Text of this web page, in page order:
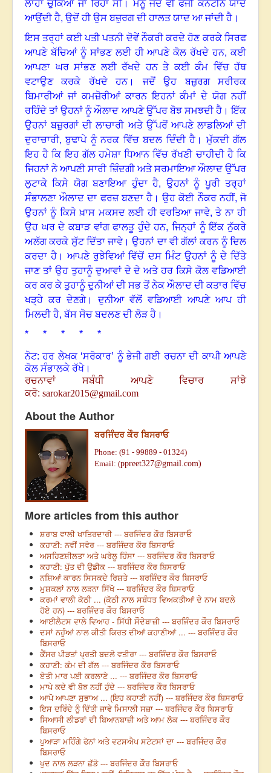
ਲਾਹਾ ਚੁੱਕਿਆ ਜਾ ਰਿਹਾ ਸੀ। ਮੈਨੂੰ ਜਦੋਂ ਵੀ ਫੌਜੀ ਕੰਨਟੀਨ ਯਾਦ
ਆਉਂਦੀ ਹੈ, ਉਦੋਂ ਹੀ ਉਸ ਬਜ਼ੁਰਗ ਦੀ ਹਾਲਤ ਯਾਦ ਆ ਜਾਂਦੀ ਹੈ ।
ਇਸ ਤਰ੍ਹਾਂ ਕਈ ਪਤੀ ਪਤਨੀ ਦੋਵੇਂ ਨੌਕਰੀ ਕਰਦੇ ਹੋਣ ਕਰਕੇ ਸਿਰਫ
ਆਪਣੇ ਬੱਚਿਆਂ ਨੂੰ ਸਾਂਭਣ ਲਈ ਹੀ ਆਪਣੇ ਕੋਲ ਰੱਖਦੇ ਹਨ,ਕਈ
ਆਪਣਾ ਘਰ ਸਾਂਭਣ ਲਈ ਰੱਖਦੇ ਹਨ ਤੇ ਕਈ ਕੰਮ ਵਿੱਚ ਹੱਥ
ਵਟਾਉਣ ਕਰਕੇ ਰੱਖਦੇ ਹਨ। ਜਦੋਂ ਉਹ ਬਜ਼ੁਰਗ ਸਰੀਰਕ
ਬਿਮਾਰੀਆਂ ਜਾਂ ਕਮਜ਼ੋਰੀਆਂ ਕਾਰਨ ਇਹਨਾਂ ਕੰਮਾਂ ਦੇ ਯੋਗ ਨਹੀਂ
ਰਹਿੰਦੇ ਤਾਂ ਉਹਨਾਂ ਨੂੰ ਔਲਾਦ ਆਪਣੇ ਉੱਪਰ ਬੋਝ ਸਮਝਦੀ ਹੈ।ਇੱਕ
ਉਹਨਾਂ ਬਜ਼ੁਰਗਾਂ ਦੀ ਲਾਚਾਰੀ ਅਤੇ ਉੱਪਰੋਂ ਆਪਣੇ ਲਾਡਲਿਆਂ ਦੀ
ਦੁਰਾਚਾਰੀ, ਬੁਢਾਪੇ ਨੂੰ ਨਰਕ ਵਿੱਚ ਬਦਲ ਦਿੰਦੀ ਹੈ ।
ਮੁੱਕਦੀ ਗੱਲ
ਇਹ ਹੈ ਕਿ ਇਹ ਗੱਲ ਹਮੇਸ਼ਾ ਧਿਆਨ ਵਿੱਚ ਰੱਖਣੀ ਚਾਹੀਦੀ ਹੈ ਕਿ
ਜਿਹਨਾਂ ਨੇ ਆਪਣੀ ਸਾਰੀ ਜ਼ਿੰਦਗੀ ਅਤੇ ਸਰਮਾਇਆ ਔਲਾਦ ਉੱਪਰ
ਲੁਟਾਕੇ ਕਿਸੇ ਯੋਗ ਬਣਾਇਆ ਹੁੰਦਾ ਹੈ, ਉਹਨਾਂ ਨੂੰ ਪੂਰੀ ਤਰ੍ਹਾਂ
ਸੰਭਾਲਣਾ ਔਲਾਦ ਦਾ ਫਰਜ਼ ਬਣਦਾ ਹੈ ।ਉਹ ਕੋਈ ਨੌਕਰ ਨਹੀਂ, ਜੋ
ਉਹਨਾਂ ਨੂੰ ਕਿਸੇ ਖ਼ਾਸ ਮਕਸਦ ਲਈ ਹੀ ਵਰਤਿਆ ਜਾਵੇ, ਤੇ ਨਾ ਹੀ
ਉਹ ਘਰ ਦੇ ਕਬਾੜ ਵਾਂਗ ਫਾਲਤੂ ਹੁੰਦੇ ਹਨ, ਜਿਨ੍ਹਾਂ ਨੂੰ ਇੱਕ ਨੁੱਕਰੇ
ਅਲੱਗ ਕਰਕੇ ਸੁੱਟ ਦਿੱਤਾ ਜਾਵੇ।ਉਹਨਾਂ ਦਾ ਵੀ ਗੱਲਾਂ ਕਰਨ ਨੂੰ ਦਿਲ
ਕਰਦਾ ਹੈ। ਆਪਣੇ ਰੁਝੇਵਿਆਂ ਵਿੱਚੋਂ ਦਸ ਮਿੰਟ ਉਹਨਾਂ ਨੂੰ ਦੇ ਦਿੱਤੇ
ਜਾਣ ਤਾਂ ਉਹ ਤੁਹਾਨੂੰ ਦੁਆਵਾਂ ਦੇ ਦੇ ਅਤੇ ਹਰ ਕਿਸੇ ਕੋਲ ਵਡਿਆਈ
ਕਰ ਕਰ ਕੇ ਤੁਹਾਨੂੰ ਦੁਨੀਆਂ ਦੀ ਸਭ ਤੋਂ ਨੇਕ ਔਲਾਦ ਦੀ ਕਤਾਰ ਵਿੱਚ
ਖੜ੍ਹੇ ਕਰ ਦੇਣਗੇ।ਦੁਨੀਆ ਵੱਲੋਂ ਵਡਿਆਈ ਆਪਣੇ ਆਪ ਹੀ
ਮਿਲਦੀ ਹੈ, ਬੱਸ ਸੋਚ ਬਦਲਣ ਦੀ ਲੋੜ ਹੈ ।
* * * * *
ਨੋਟ: ਹਰ ਲੇਖਕ ‘ਸਰੋਕਾਰ’ ਨੂੰ ਭੇਜੀ ਗਈ ਰਚਨਾ ਦੀ ਕਾਪੀ ਆਪਣੇ
ਕੋਲ ਸੰਭਾਲਕੇ ਰੱਖੇ।
ਰਚਨਾਵਾਂ ਸਬੰਧੀ ਆਪਣੇ ਵਿਚਾਰ ਸਾਂਝੇ
ਕਰੋ: sarokar2015@gmail.com
About the Author
ਬਰਜਿੰਦਰ ਕੌਰ ਬਿਸਰਾਓ
Phone: (91 - 99889 - 01324)
Email: (ppreet327@gmail.com)
More articles from this author
ਸ਼ਰਾਬ ਵਾਲੀ ਖਾਤਿਰਦਾਰੀ --- ਬਰਜਿੰਦਰ ਕੌਰ ਬਿਸਰਾਓ
ਕਹਾਣੀ: ਨਵੀਂ ਸਵੇਰ --- ਬਰਜਿੰਦਰ ਕੌਰ ਬਿਸਰਾਓ
ਅਸਹਿਣਸ਼ੀਲਤਾ ਅਤੇ ਘਰੇਲੂ ਹਿੰਸਾ --- ਬਰਜਿੰਦਰ ਕੌਰ ਬਿਸਰਾਓ
ਕਹਾਣੀ: ਪੁੱਤ ਦੀ ਉਡੀਕ --- ਬਰਜਿੰਦਰ ਕੌਰ ਬਿਸਰਾਓ
ਨਸ਼ਿਆਂ ਕਾਰਨ ਸਿਸਕਦੇ ਰਿਸ਼ਤੇ --- ਬਰਜਿੰਦਰ ਕੌਰ ਬਿਸਰਾਓ
ਮੁਸ਼ਕਲਾਂ ਨਾਲ ਲੜਨਾ ਸਿੱਖੋ --- ਬਰਜਿੰਦਰ ਕੌਰ ਬਿਸਰਾਓ
ਕਰਮਾਂ ਵਾਲੀ ਕੋਠੀ ... (ਕੋਠੀ ਨਾਲ ਸਬੰਧਤ ਵਿਅਕਤੀਆਂ ਦੇ ਨਾਮ ਬਦਲੇ
ਹੋਏ ਹਨ) --- ਬਰਜਿੰਦਰ ਕੌਰ ਬਿਸਰਾਓ
ਆਈਲੈਟਸ ਵਾਲੇ ਵਿਆਹ - ਸਿੱਧੀ ਸੌਦੇਬਾਜ਼ੀ --- ਬਰਜਿੰਦਰ ਕੌਰ ਬਿਸਰਾਓ
ਦਸਾਂ ਨਹੁੰਆਂ ਨਾਲ ਕੀਤੀ ਕਿਰਤ ਦੀਆਂ ਕਹਾਣੀਆਂ ... --- ਬਰਜਿੰਦਰ ਕੌਰ
ਬਿਸਰਾਓ
ਕੈਂਸਰ ਪੀੜਤਾਂ ਪ੍ਰਤੀ ਬਦਲੋ ਵਤੀਰਾ --- ਬਰਜਿੰਦਰ ਕੌਰ ਬਿਸਰਾਓ
ਕਹਾਣੀ: ਕੰਮ ਦੀ ਗੱਲ --- ਬਰਜਿੰਦਰ ਕੌਰ ਬਿਸਰਾਓ
ਏਤੀ ਮਾਰ ਪਈ ਕਰਲਾਣੇ ... --- ਬਰਜਿੰਦਰ ਕੌਰ ਬਿਸਰਾਓ
ਮਾਪੇ ਕਦੇ ਵੀ ਬੋਝ ਨਹੀਂ ਹੁੰਦੇ --- ਬਰਜਿੰਦਰ ਕੌਰ ਬਿਸਰਾਓ
ਆਪੋ ਆਪਣਾ ਸੁਭਾਅ ... (ਇਹ ਕਹਾਣੀ ਨਹੀਂ) --- ਬਰਜਿੰਦਰ ਕੌਰ ਬਿਸਰਾਓ
ਇਸ ਦਰਿੰਦੇ ਨੂੰ ਦਿੱਤੀ ਜਾਵੇ ਮਿਸਾਲੀ ਸਜ਼ਾ --- ਬਰਜਿੰਦਰ ਕੌਰ ਬਿਸਰਾਓ
ਸਿਆਸੀ ਲੀਡਰਾਂ ਦੀ ਬਿਆਨਬਾਜ਼ੀ ਅਤੇ ਆਮ ਲੋਕ --- ਬਰਜਿੰਦਰ ਕੌਰ
ਬਿਸਰਾਓ
ਪੁਆੜਾ ਮਹਿੰਗੇ ਫੋਨਾਂ ਅਤੇ ਵਟਸਐਪ ਸਟੇਟਸਾਂ ਦਾ --- ਬਰਜਿੰਦਰ ਕੌਰ
ਬਿਸਰਾਓ
ਖੁਦ ਨਾਲ ਲੜਨਾ ਛੱਡੋ --- ਬਰਜਿੰਦਰ ਕੌਰ ਬਿਸਰਾਓ